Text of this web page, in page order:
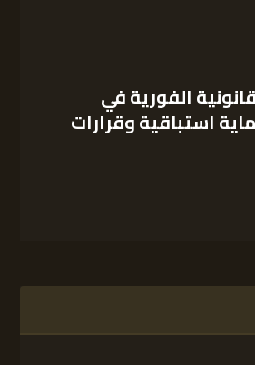
الفورية في
استباقية وقرارات